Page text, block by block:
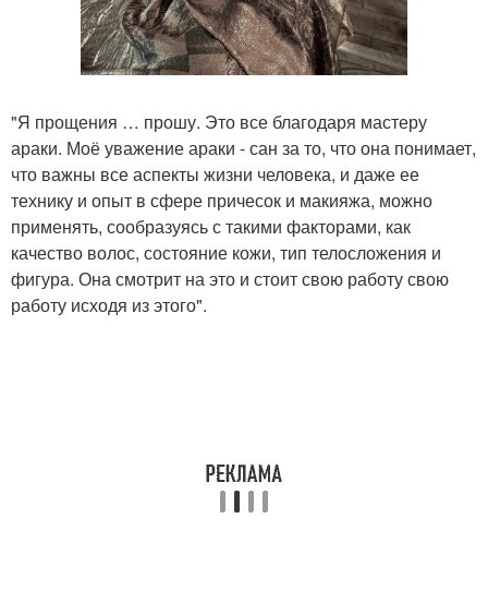
"Я прощения … прошу. Это все благодаря мастеру
араки. Моё уважение араки - сан за то, что она понимает,
что важны все аспекты жизни человека, и даже ее
технику и опыт в сфере причесок и макияжа, можно
применять, сообразуясь с такими факторами, как
качество волос, состояние кожи, тип телосложения и
фигура. Она смотрит на это и стоит свою работу свою
работу исходя из этого".